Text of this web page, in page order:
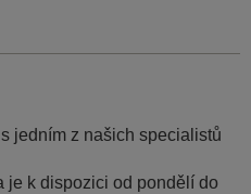
jedním z našich specialistů
je k dispozici od pondělí do